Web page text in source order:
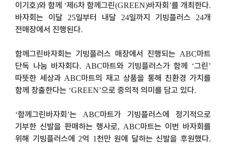
이기호)와 함께 ‘제 6차 함께그린(GREEN)바자회 ’를 개최한다.
바자회는 이달 25일부터 내달 24일까지 기빙플러스 24개
전매장에서 진행된다.
함께그린바자회는 기빙플러스 매장에서 진행되는 ABC마트
단독 나눔 바자회다. ABC마트와 기빙플러스가 함께 ‘그린’
따뜻한 세상과ABC마트의 재고 상품을 통해 친환경 가치를
함께 창출한다는 ‘GREEN’으로 중의적 의미를 담고 있다.
‘함께그린바자회 ’는 ABC마트가 기빙플러스에 정기적으로
기부한 신발을 판매하는 행사로, ABC마트는 이번 바자회를
위해 기빙플러스에2억 1천만 원에 달하는 신발을 후원했다.